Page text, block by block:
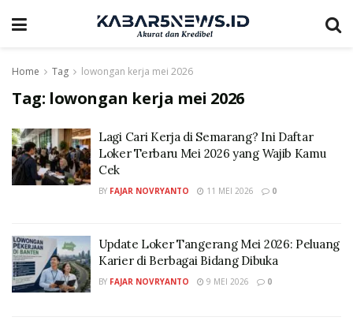
Home Tag lowongan kerja mei 2026
Tag: lowongan kerja mei 2026
Lagi Cari Kerja di Semarang? Ini Daftar
Loker Terbaru Mei 2026 yang Wajib Kamu
Cek
BY FAJAR NOVRYANTO 11 MEI 2026 0
Update Loker Tangerang Mei 2026: Peluang
Karier di Berbagai Bidang Dibuka
BY FAJAR NOVRYANTO 9 MEI 2026 0